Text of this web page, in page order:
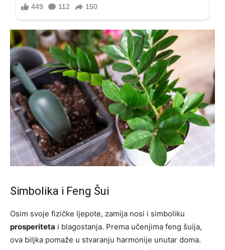
Simbolika i Feng Šui
Osim svoje fizičke ljepote, zamija nosi i simboliku
prosperiteta i blagostanja. Prema učenjima feng šuija,
ova biljka pomaže u stvaranju harmonije unutar doma.